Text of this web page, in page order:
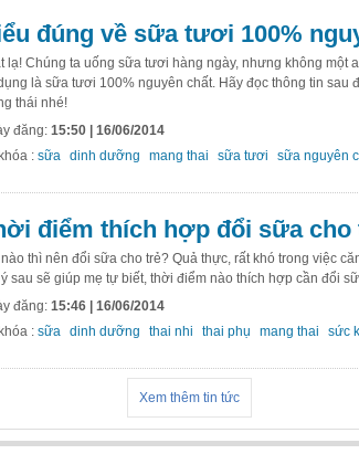
đúng về sữa tươi 100%
lạ! Chúng ta uống sữa tươi hàng ngày, nhưng không một
là sữa tươi 100% nguyên chất. Hãy đọc thông tin sau
thái nhé!
đăng: 15:50 | 16/06/2014
: sữa dinh dưỡng mang thai sữa tươi sữa nguyên
điểm thích hợp đổi sữa cho
nào thì nên đổi sữa cho trẻ? Quả thực, rất khó trong việc
sau sẽ giúp mẹ tự biết, thời điểm nào thích hợp cần đổi
đăng: 15:46 | 16/06/2014
: sữa dinh dưỡng thai nhi thai phụ mang thai sức
Xem thêm tin tức